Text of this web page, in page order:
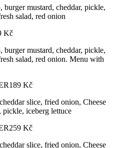
burger mustard, cheddar, pickle,
salad, red onion
Kč
burger mustard, cheddar, pickle,
salad, red onion. Menu with
189 Kč
slice, fried onion, Cheese
iceberg lettuce
259 Kč
slice, fried onion, Cheese